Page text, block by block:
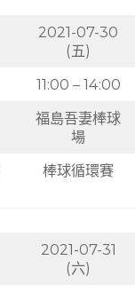
2021-07-30
(五)
11:00 – 14:00
福島吾妻棒球
場
棒球循環賽
2021-07-31
(六)